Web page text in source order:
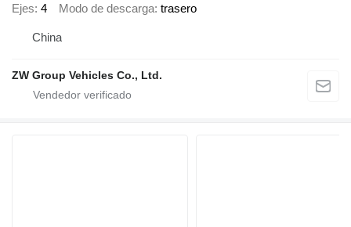
Ejes 4 Modo de descarga trasero
China
ZW Group Vehicles Co., Ltd.